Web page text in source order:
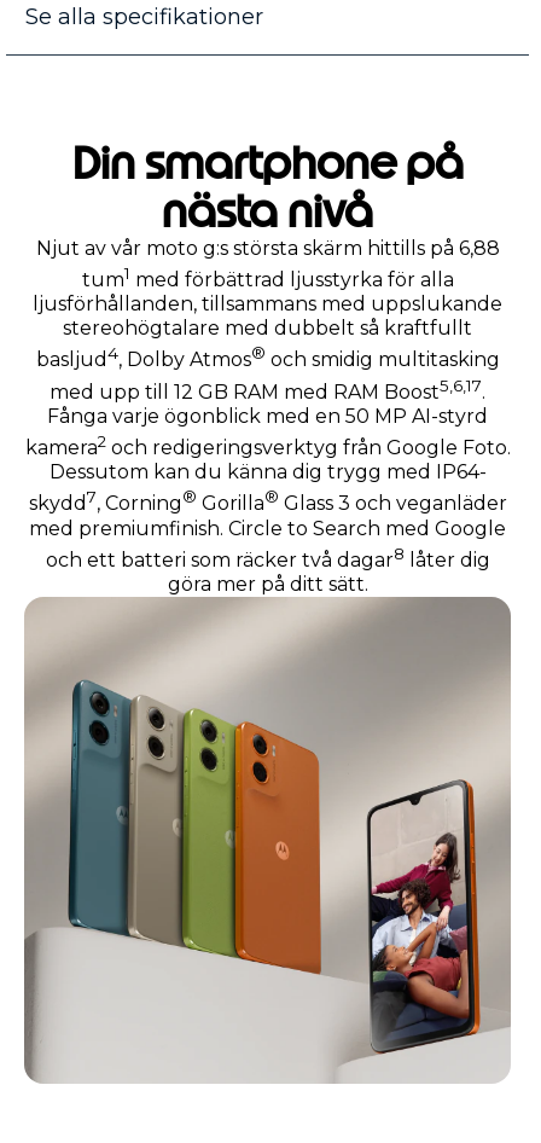
Se alla specifikationer
Din smartphone på
nästa nivå
Njut av vår moto g:s största skärm hittills på 6,88
tum1 med förbättrad ljusstyrka för alla
ljusförhållanden, tillsammans med uppslukande
stereohögtalare med dubbelt så kraftfullt
basljud4, Dolby Atmos® och smidig multitasking
med upp till 12 GB RAM med RAM Boost5 6,17.
Fånga varje ögonblick med en 50 MP AI-styrd
kamera2och redigeringsverktyg från Google Foto.
Dessutom kan du känna dig trygg med IP64-
skydd7, Corning® Gorilla® Glass 3 och veganläder
med premiumfinish. Circle to Search med Google
och ett batteri som räcker två dagar8
låter dig
göra mer på ditt sätt.